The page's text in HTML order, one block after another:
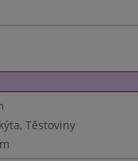
Těstoviny